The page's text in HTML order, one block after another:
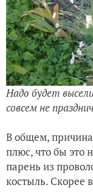
Надо будет
совсем не
В общем,
плюс, что бы это
парень из
костыль. Скорее